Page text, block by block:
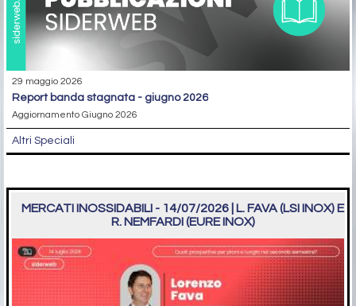
29 maggio 2026
report banda stagnata - giugno 2026
Aggiornamento Giugno 2026
Altri Speciali
MERCATI INOSSIDABILI - 14/07/2026 | L. FAVA (LSI INOX) E
R. NEMFARDI (EURE INOX)